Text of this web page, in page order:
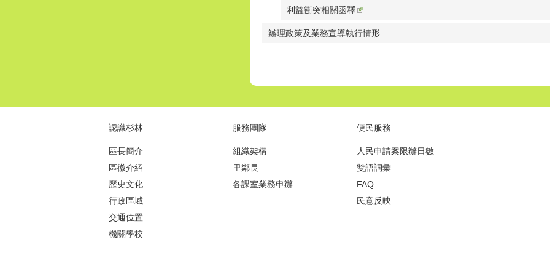
利益衝突相關函釋
辧理政策及業務宣導執行情形
認識杉林
區長簡介
區徽介紹
歷史文化
行政區域
交通位置
機關學校
服務團隊
組織架構
里鄰長
各課室業務申辦
便民服務
人民申請案限辦日數
雙語詞彙
FAQ
民意反映